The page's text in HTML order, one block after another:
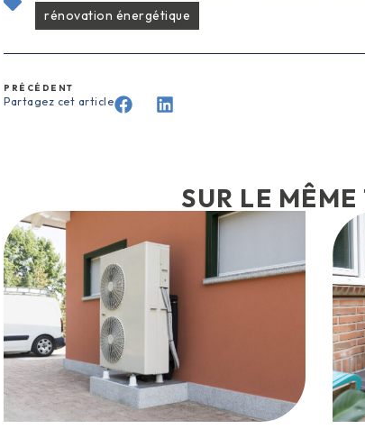
rénovation énergétique
PRÉCÉDENT
Partagez cet article
SUR LE